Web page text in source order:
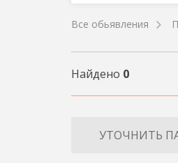
Все обьявления
Найдено 0
УТОЧНИТЬ